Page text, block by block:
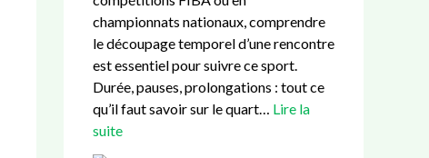
championnats nationaux, comprendre
le découpage temporel d’une rencontre
est essentiel pour suivre ce sport.
Durée, pauses, prolongations : tout ce
qu’il faut savoir sur le quart… Lire la
suite